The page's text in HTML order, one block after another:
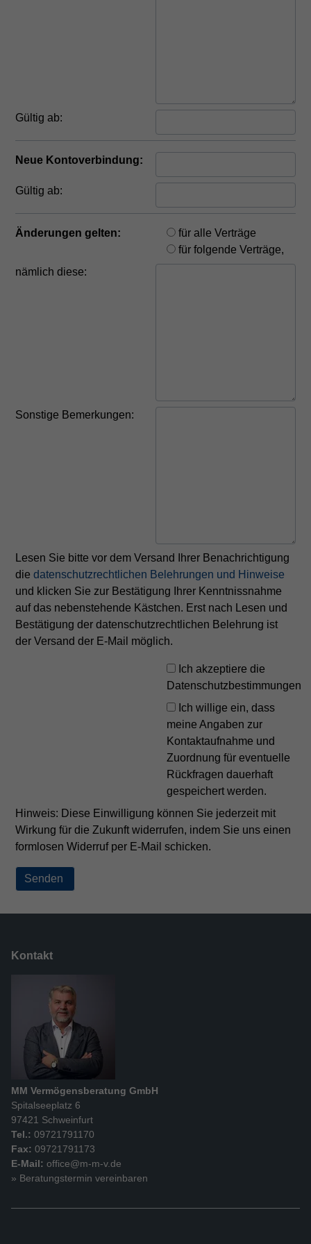
Gültig ab:
Neue Kontoverbindung:
Gültig ab:
Änderungen gelten:
für alle Verträge
für folgende Verträge,
nämlich diese:
Sonstige Bemerkungen:
Lesen Sie bitte vor dem Versand Ihrer Benachrichtigung
diedatenschutzrechtlichen Belehrungen und Hinweise
und klicken Sie zur Bestätigung Ihrer Kenntnissnahme
auf das nebenstehende Kästchen. Erst nach Lesen und
Bestätigung der datenschutzrechtlichen Belehrung ist
der Versand der E-Mail möglich.
Ich akzeptiere die
Datenschutzbestimmungen
Ich willige ein, dass
meine Angaben zur
Kontaktaufnahme und
Zuordnung für eventuelle
Rückfragen dauerhaft
gespeichert werden.
Hinweis: Diese Einwilligung können Sie jederzeit mit
Wirkung für die Zukunft widerrufen, indem Sie uns einen
formlosen Widerruf per E-Mail schicken.
Kontakt
MM Vermögensberatung GmbH
Spitalseeplatz 6
97421 Schweinfurt
Tel.: 09721791170
Fax: 09721791173
E-Mail: office@m-m-v.de
» Beratungstermin vereinbaren